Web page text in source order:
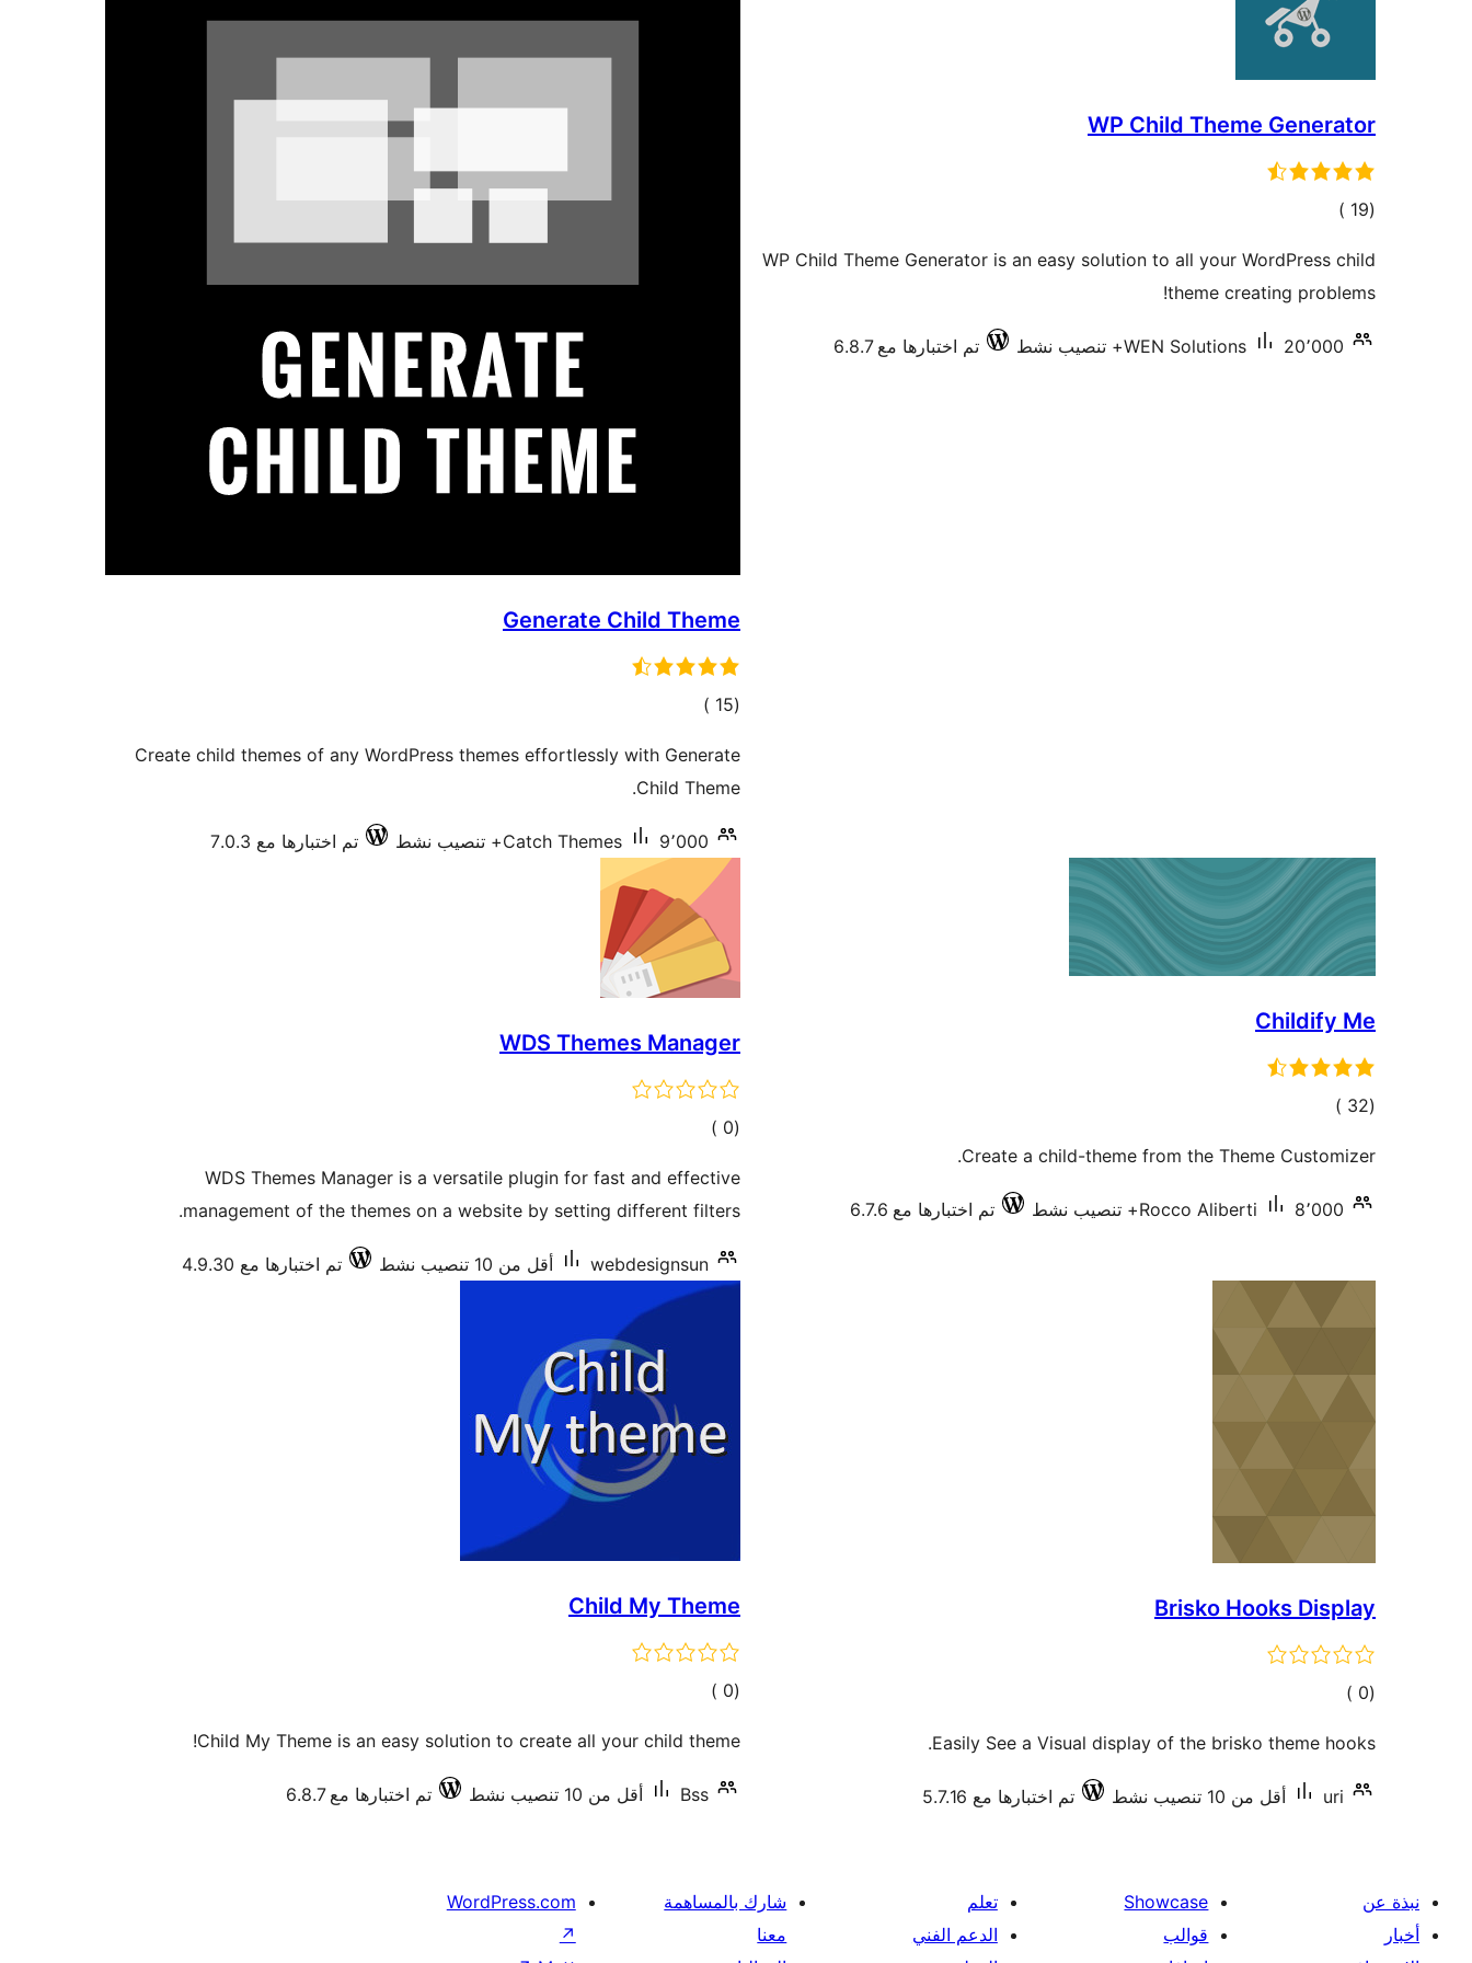
WP Child Theme Generator
(19
إجمالي)
WP Child Theme Generator is an easy solution to all your WordPress child
theme creating problems!
WEN Solutions 20٬000+ تنصيب نشط تم اختبارها مع 6.8.7
Generate Child Theme
(15
إجمالي)
Create child themes of any WordPress themes effortlessly with Generate
Child Theme.
Catch Themes 9٬000+ تنصيب نشط تم اختبارها مع 7.0.3
Childify Me
(32
إجمالي)
Create a child-theme from the Theme Customizer.
Rocco Aliberti 8٬000+ تنصيب نشط تم اختبارها مع 6.7.6
WDS Themes Manager
(0
إجمالي)
WDS Themes Manager is a versatile plugin for fast and effective
management of the themes on a website by setting different filters.
webdesignsun أقل من 10 تنصيب نشط تم اختبارها مع 4.9.30
Brisko Hooks Display
(0
إجمالي)
Easily See a Visual display of the brisko theme hooks.
uri أقل من 10 تنصيب نشط تم اختبارها مع 5.7.16
Child My Theme
(0
إجمالي)
Child My Theme is an easy solution to create all your child theme!
Bss أقل من 10 تنصيب نشط تم اختبارها مع 6.8.7
نبذة عن
أخبار
Showcase
قوالب
تعلم
الدعم الفني
شارك بالمساهمة
معنا
WordPress.com
↗